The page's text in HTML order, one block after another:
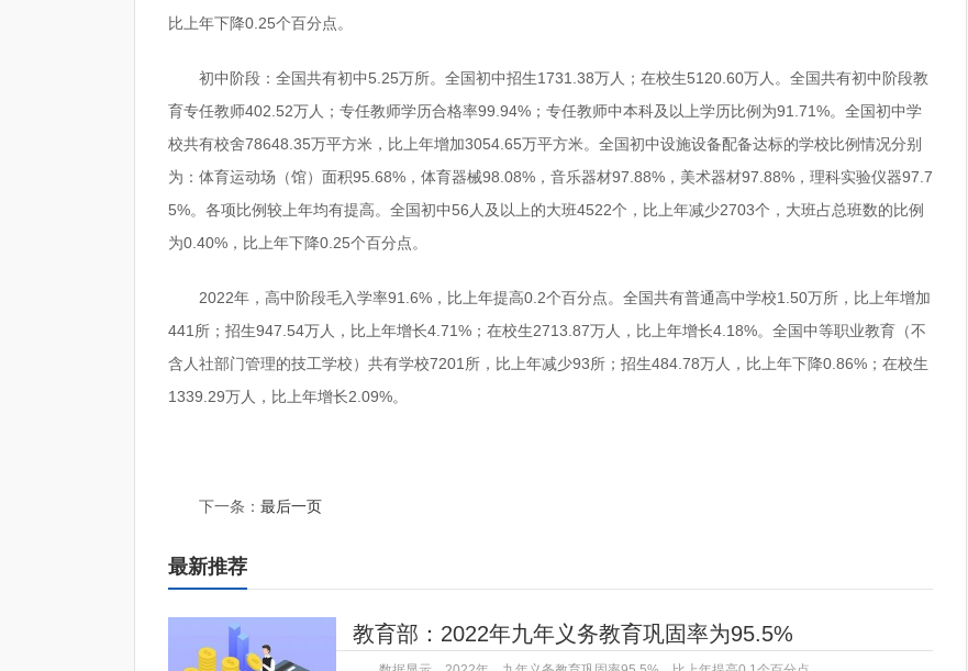
比上年下降0.25个百分点。
初中阶段：全国共有初中5.25万所。全国初中招生1731.38万人；在校生5120.60万人。全国共有初中阶段教
育专任教师402.52万人；专任教师学历合格率99.94%；专任教师中本科及以上学历比例为91.71%。全国初中学
校共有校舍78648.35万平方米，比上年增加3054.65万平方米。全国初中设施设备配备达标的学校比例情况分别
为：体育运动场（馆）面积95.68%，体育器械98.08%，音乐器材97.88%，美术器材97.88%，理科实验仪器97.7
5%。各项比例较上年均有提高。全国初中56人及以上的大班4522个，比上年减少2703个，大班占总班数的比例
为0.40%，比上年下降0.25个百分点。
2022年，高中阶段毛入学率91.6%，比上年提高0.2个百分点。全国共有普通高中学校1.50万所，比上年增加
441所；招生947.54万人，比上年增长4.71%；在校生2713.87万人，比上年增长4.18%。全国中等职业教育（不
含人社部门管理的技工学校）共有学校7201所，比上年减少93所；招生484.78万人，比上年下降0.86%；在校生
1339.29万人，比上年增长2.09%。
下一条： 最后一页
最新推荐
教育部：2022年九年义务教育巩固率为95.5%